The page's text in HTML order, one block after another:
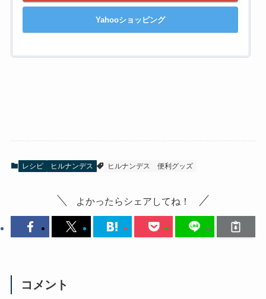
Yahooショッピング
レシピ ヒルナンデス ヒルナンデス 便利グッズ
よかったらシェアしてね！
コメント